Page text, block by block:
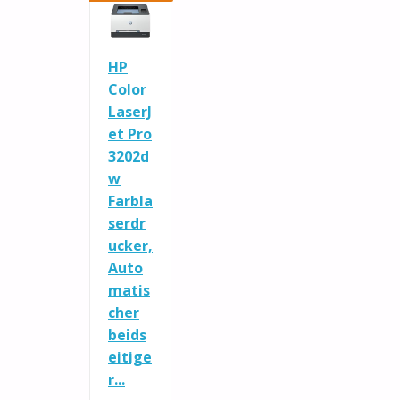
HP
Color
LaserJ
et Pro
3202d
w
Farbla
serdr
ucker,
Auto
matis
cher
beids
eitige
r...